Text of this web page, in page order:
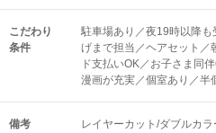
こだわり
条件
駐車場あり／夜19時以降
げまで担当／ヘアセット／
ド支払いOK／お子さま同
漫画が充実／個室あり／半
備考
レイヤーカット/ダブルカ